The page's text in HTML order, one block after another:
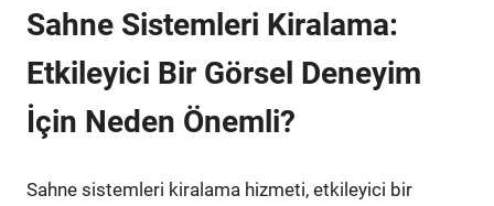
Sahne Sistemleri Kiralama:
Etkileyici Bir Görsel Deneyim
İçin Neden Önemli?
Sahne sistemleri kiralama hizmeti, etkileyici bir